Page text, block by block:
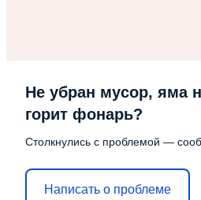
Не убран мусор, яма
горит фонарь?
Столкнулись с проблемой —
Написать о проблеме